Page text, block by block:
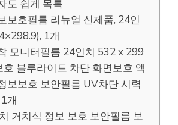
도 쉽게 목록
보호필름 리뉴얼 신제품, 24인
1개
모니터필름 24인치 532 x 299
블루라이트 차단 화면보호 액
보보호 보안필름 UV차단 시력
개
거치식 정보 보호 보안필름 보